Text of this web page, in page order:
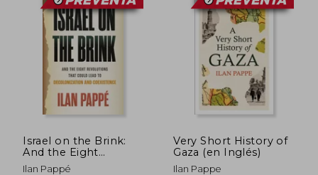
55%
dcto.
55%
dcto.
Israel on the Brink:
And the Eight
Revolutions that
Ilan Pappé
Very Short History of
Gaza (en Inglés)
Ilan Pappe